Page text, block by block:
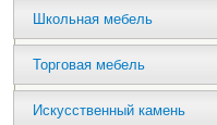
Школьная мебель
Торговая мебель
Искусственный камень